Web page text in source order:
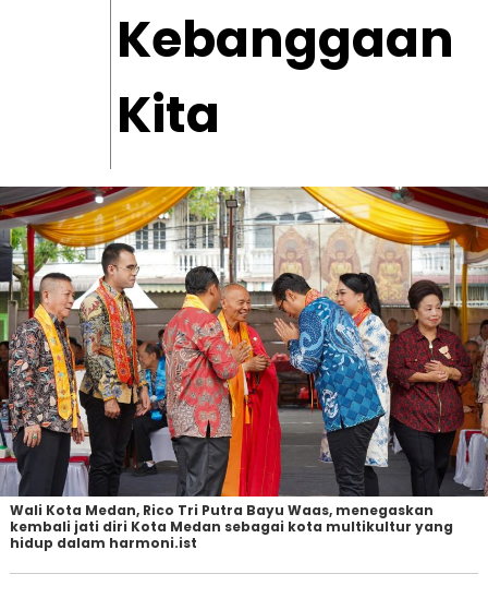
Kebanggaan
Kita
Wali Kota Medan, Rico Tri Putra Bayu Waas, menegaskan
kembali jati diri Kota Medan sebagai kota multikultur yang
hidup dalam harmoni.ist